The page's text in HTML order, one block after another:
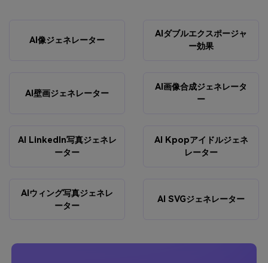
AI像ジェネレーター
AIダブルエクスポージャ
ー効果
AI壁画ジェネレーター
AI画像合成ジェネレータ
ー
AI LinkedIn写真ジェネレ
ーター
AI Kpopアイドルジェネ
レーター
AIウィング写真ジェネレ
ーター
AI SVGジェネレーター